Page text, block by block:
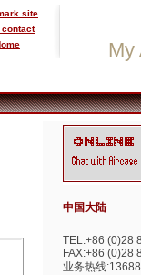
site
My
中国大陆
TEL:+86 (0)28
FAX:+86 (0)28
业务热线